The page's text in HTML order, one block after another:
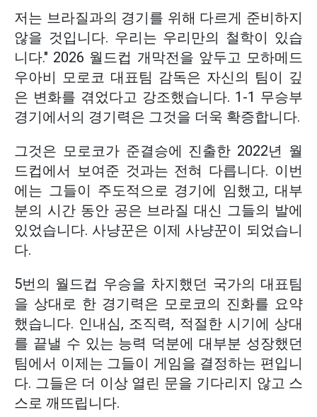
저는 브라질과의 경기를 위해 다르게 준비하지
않을 것입니다. 우리는 우리만의 철학이 있습
니다." 2026 월드컵 개막전을 앞두고 모하메드
우아비 모로코 대표팀 감독은 자신의 팀이 깊
은 변화를 겪었다고 강조했습니다. 1-1 무승부
경기에서의 경기력은 그것을 더욱 확증합니다.
그것은 모로코가 준결승에 진출한 2022년 월
드컵에서 보여준 것과는 전혀 다릅니다. 이번
에는 그들이 주도적으로 경기에 임했고, 대부
분의 시간 동안 공은 브라질 대신 그들의 발에
있었습니다. 사냥꾼은 이제 사냥꾼이 되었습니
다.
5번의 월드컵 우승을 차지했던 국가의 대표팀
을 상대로 한 경기력은 모로코의 진화를 요약
했습니다. 인내심, 조직력, 적절한 시기에 상대
를 끝낼 수 있는 능력 덕분에 대부분 성장했던
팀에서 이제는 그들이 게임을 결정하는 편입니
다. 그들은 더 이상 열린 문을 기다리지 않고 스
스로 깨뜨립니다.